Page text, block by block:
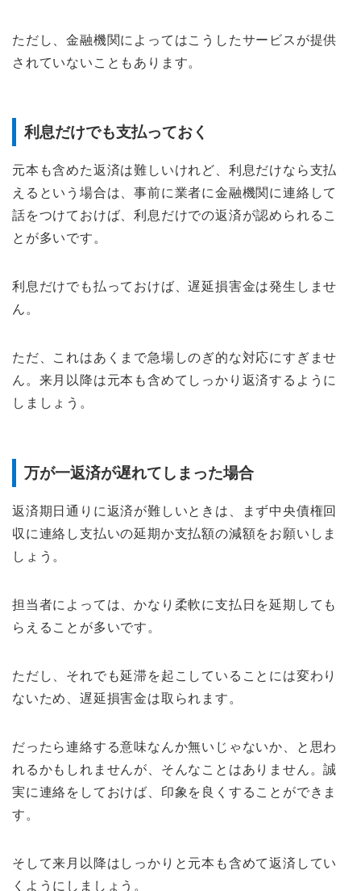
ただし、金融機関によってはこうしたサービスが提供
されていないこともあります。
利息だけでも支払っておく
元本も含めた返済は難しいけれど、利息だけなら支払
えるという場合は、事前に業者に金融機関に連絡して
話をつけておけば、利息だけでの返済が認められるこ
とが多いです。
利息だけでも払っておけば、遅延損害金は発生しませ
ん。
ただ、これはあくまで急場しのぎ的な対応にすぎませ
ん。来月以降は元本も含めてしっかり返済するように
しましょう。
万が一返済が遅れてしまった場合
返済期日通りに返済が難しいときは、まず中央債権回
収に連絡し支払いの延期か支払額の減額をお願いしま
しょう。
担当者によっては、かなり柔軟に支払日を延期しても
らえることが多いです。
ただし、それでも延滞を起こしていることには変わり
ないため、遅延損害金は取られます。
だったら連絡する意味なんか無いじゃないか、と思わ
れるかもしれませんが、そんなことはありません。誠
実に連絡をしておけば、印象を良くすることができま
す。
そして来月以降はしっかりと元本も含めて返済してい
くようにしましょう。